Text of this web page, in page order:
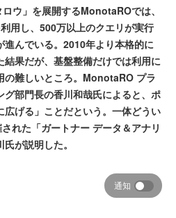
ウ」を展開するMonotaROでは、
用し、500万以上のクエリが実行
進んでいる。2010年より本格的に
果だが、基盤整備だけでは利用に
の難しいところ。MonotaRO プラ
グ部門長の香川和哉氏によると、ポ
広げる」ことだという。一体どうい
れた「ガートナー データ＆アナリ
が説明した。
通知